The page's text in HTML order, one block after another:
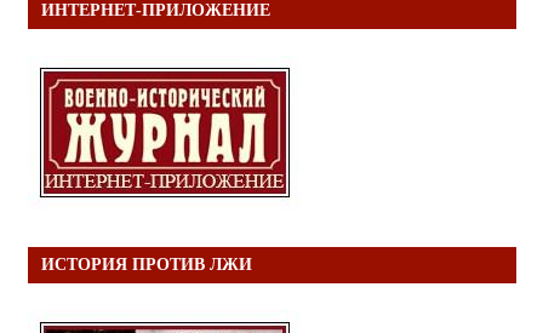
ИНТЕРНЕТ-ПРИЛОЖЕНИЕ
ИСТОРИЯ ПРОТИВ ЛЖИ